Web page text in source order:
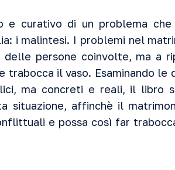
e curativo di un problema che
i malintesi. I problemi nel
persone coinvolte, ma a
il vaso. Esaminando le
ma concreti e reali, il libro
situazione, affinchè il
e possa così far